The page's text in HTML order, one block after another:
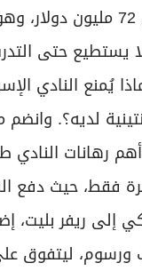
«17 عاماً» مقابل 72 مليون
يستطيع حتى
يُمنع النادي
لديه؟. وانضم
رهانات النادي
ورسوم، ليتفوق